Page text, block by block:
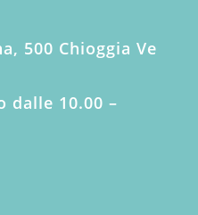
500 Chioggia Ve
dalle 10.00 –